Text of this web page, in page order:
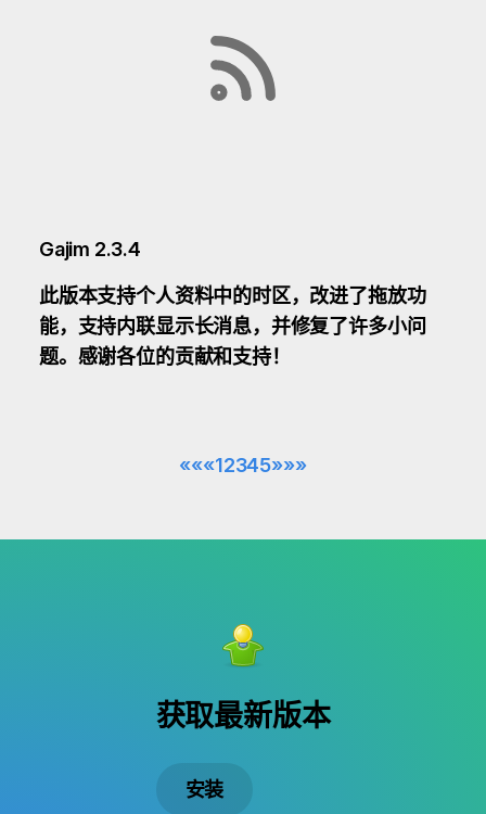
Gajim 2.3.4
此版本支持个人资料中的时区，改进了拖放功
能，支持内联显示长消息，并修复了许多小问
题。感谢各位的贡献和支持！
«««12345»»»
获取最新版本
安装